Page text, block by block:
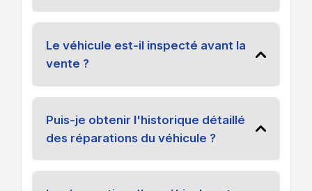
Le véhicule est-il inspecté avant la
vente ?
Puis-je obtenir l'historique détaillé
des réparations du véhicule ?